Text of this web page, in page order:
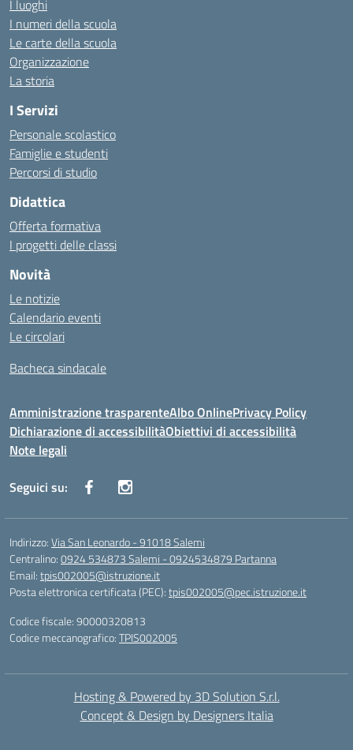
I luoghi
I numeri della scuola
Le carte della scuola
Organizzazione
La storia
I Servizi
Personale scolastico
Famiglie e studenti
Percorsi di studio
Didattica
Offerta formativa
I progetti delle classi
Novità
Le notizie
Calendario eventi
Le circolari
Bacheca sindacale
Amministrazione trasparenteAlbo OnlinePrivacy Policy
Dichiarazione di accessibilitàObiettivi di accessibilità
Note legali
Seguici su:
Indirizzo:Via San Leonardo - 91018 Salemi
Centralino:0924 534873 Salemi - 0924534879 Partanna
Email:tpis002005@istruzione.it
Posta elettronica certificata (PEC):tpis002005@pec.istruzione.it
Codice fiscale: 90000320813
Codice meccanografico:TPIS002005
Hosting & Powered by 3D Solution S.r.l.
Concept & Design by Designers Italia